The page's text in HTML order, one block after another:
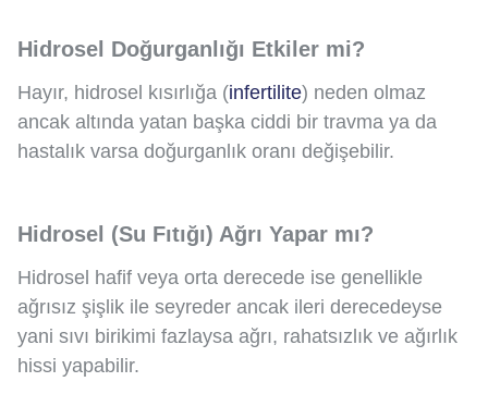
Hidrosel Doğurganlığı Etkiler mi?
Hayır, hidrosel kısırlığa (infertilite) neden olmaz
ancak altında yatan başka ciddi bir travma ya da
hastalık varsa doğurganlık oranı değişebilir.
Hidrosel (Su Fıtığı) Ağrı Yapar mı?
Hidrosel hafif veya orta derecede ise genellikle
ağrısız şişlik ile seyreder ancak ileri derecedeyse
yani sıvı birikimi fazlaysa ağrı, rahatsızlık ve ağırlık
hissi yapabilir.